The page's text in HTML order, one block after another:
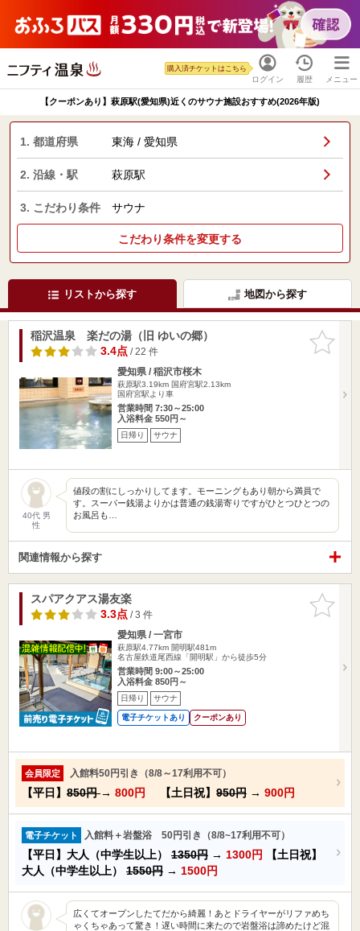
ログイン
購入済チケットはこちら
履歴 メニュー
【クーポンあり】萩原駅(愛知県)近くのサウナ施設おすすめ(2026年版)
1. 都道府県 東海 / 愛知県
2. 沿線・駅 萩原駅
3. こだわり条件 サウナ
こだわり条件を変更する
リストから探す 地図から探す
お気に入
りに追加
稲沢温泉 楽だの湯（旧 ゆいの郷）
3.4点/ 22 件
愛知県 / 稲沢市桜木
萩原駅3.19km 国府宮駅2.13km
国府宮駅より車
営業時間 7:30～25:00
入浴料金 550円～
日帰り サウナ
40代 男
性
値段の割にしっかりしてます。モーニングもあり朝から満員で
す。スーパー銭湯よりかは普通の銭湯寄りですがひとつひとつの
お風呂も…
関連情報から探す
お気に入
りに追加
スパアクアス湯友楽
3.3点/ 3 件
愛知県 / 一宮市
萩原駅4.77km 開明駅481m
名古屋鉄道尾西線「開明駅」から徒歩5分
営業時間 9:00～25:00
入浴料金 850円～
日帰り サウナ
電子チケットあり クーポンあり
会員限定 入館料50円引き（8/8～17利用不可）
【平日】 850円→ 800円 【土日祝】 950円 → 900円
電子チケット 入館料＋岩盤浴 50円引き（8/8~17利用不可）
【平日】大人（中学生以上） 1350円 → 1300円
【土日祝】
大人（中学生以上） 1550円 → 1500円
広くてオープンしたてだから綺麗！あとドライヤーがリファめち
ゃくちゃあって驚き！遅い時間に来たので岩盤浴は諦めたけど混